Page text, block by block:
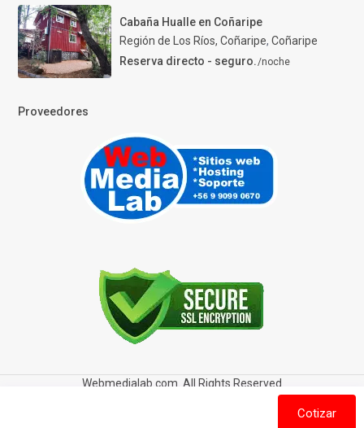
Cabaña Hualle en Coñaripe
Región de Los Ríos, Coñaripe, Coñaripe
Reserva directo - seguro./noche
Proveedores
Webmedialab.com. All Rights Reserved
Política de privacidad
Política de Cookies
Cotizar